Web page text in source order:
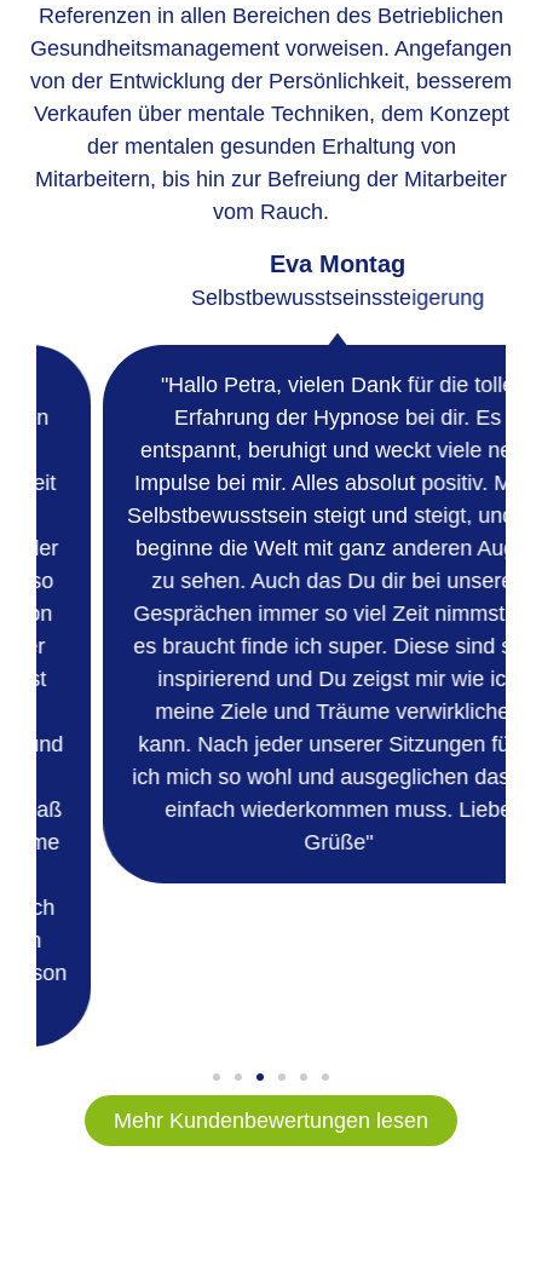
Referenzen in allen Bereichen des Betrieblichen
Gesundheitsmanagement vorweisen. Angefangen
von der Entwicklung der Persönlichkeit, besserem
Verkaufen über mentale Techniken, dem Konzept
der mentalen gesunden Erhaltung von
Mitarbeitern, bis hin zur Befreiung der Mitarbeiter
vom Rauch.
"Hallo Petra, vielen Dank für die tolle
Erfahrung der Hypnose bei dir. Es
entspannt, beruhigt und weckt viele neue
Impulse bei mir. Alles absolut positiv. Mein
Selbstbewusstsein steigt und steigt, und ich
beginne die Welt mit ganz anderen Augen
zu sehen. Auch das Du dir bei unseren
Gesprächen immer so viel Zeit nimmst wie
es braucht finde ich super. Diese sind sehr
inspirierend und Du zeigst mir wie ich
meine Ziele und Träume verwirklichen
kann. Nach jeder unserer Sitzungen fühle
ich mich so wohl und ausgeglichen das ich
einfach wiederkommen muss. Liebe
Grüße"
Eva Montag
Selbstbewusstseinssteigerung
Mehr Kundenbewertungen lesen